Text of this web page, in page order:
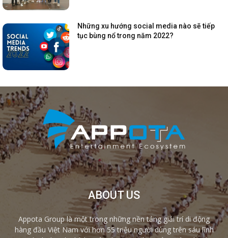
Những xu hướng social media nào sẽ tiếp
tục bùng nổ trong năm 2022?
ABOUT US
Appota Group là một trong những nền tảng giải trí di động
hàng đầu Việt Nam với hơn 55 triệu người dùng trên sáu lĩnh